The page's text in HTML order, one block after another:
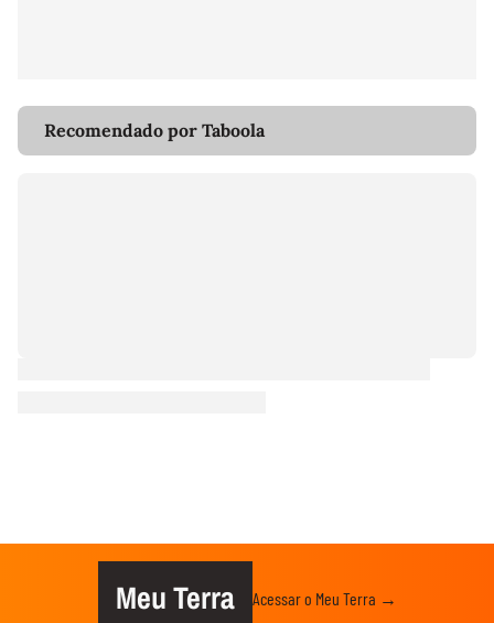
Recomendado por Taboola
Meu Terra Acessar o Meu Terra →